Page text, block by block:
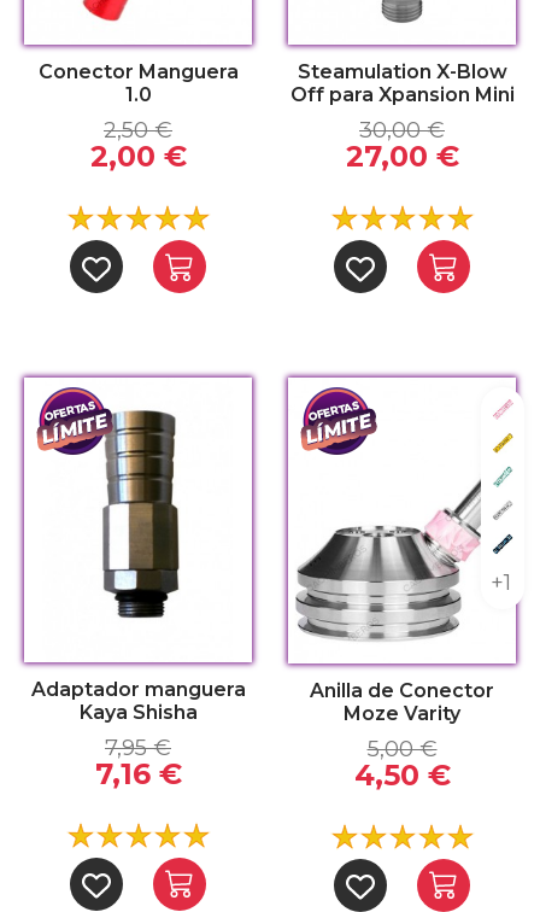
Conector Manguera
1.0
2,50 €
2,00 €
Steamulation X-Blow
Off para Xpansion Mini
30,00 €
27,00 €
Adaptador manguera
Kaya Shisha
7,95 €
7,16 €
+1
Anilla de Conector
Moze Varity
5,00 €
4,50 €